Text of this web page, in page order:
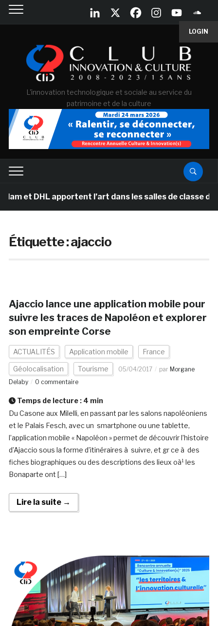
LOGIN
L'innovation technologique et sociale au service du
patrimoine et de la culture
et DHL apportent l’art dans les salles de classe des
Étiquette :ajaccio
Ajaccio lance une application mobile pour
suivre les traces de Napoléon et explorer
son empreinte Corse
ACTUALITÉS Application mobile France
Géolocalisation Tourisme 05/04/2017 par Morgane
Delaby
0 commentaire
Temps de lecture : 4 min
Du Casone aux Milelli, en passant par les salons napoléoniens
et le Palais Fesch, avec un smartphone ou une tablette,
l’application mobile « Napoléon » permet de découvrir l’histoire
d’Ajaccio sous la forme d’itinéraires à suivre, et gr ce à des
fiches biographiques ou des descriptions des lieux oà¹ les
Bonaparte ont […]
Lire la suite →